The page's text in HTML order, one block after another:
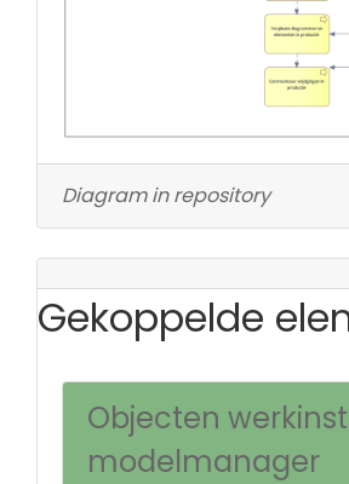
Diagram in repository
Gekoppelde
Objecten
modelmanager